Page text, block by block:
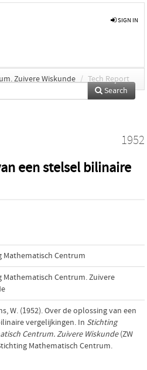
SIGN IN
Zuivere Wiskunde / Tech Report
Search
1952
een stelsel bilinaire
Mathematisch Centrum
Mathematisch Centrum. Zuivere
W. (1952). Over de oplossing van een
vergelijkingen. In Stichting
Centrum. Zuivere Wiskunde(ZW
Mathematisch Centrum.